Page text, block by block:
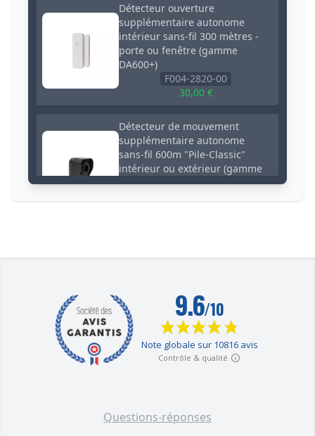
Détecteur ouverture
supplémentaire autonome
intérieur sans-fil 300 mètres -
porte ou fenêtre (gamme
DA600+)
F004-2820-00
30,00 €
Détecteur de mouvement
supplémentaire autonome
sans-fil 600m "Pile-Classic"
intérieur ou extérieur (gamme
DA600+)
F004-4640-00
70,00 €
Détecteur mouvement sans-fil
supplémentaire 2 panneaux
95,00 €
Questions-réponses